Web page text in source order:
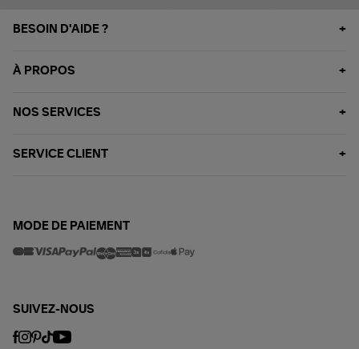
BESOIN D'AIDE ?
À PROPOS
NOS SERVICES
SERVICE CLIENT
MODE DE PAIEMENT
SUIVEZ-NOUS